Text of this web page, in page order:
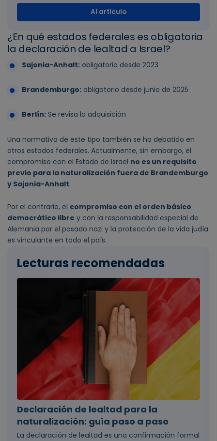
Al artículo
¿En qué estados federales es obligatoria
la declaración de lealtad a Israel?
Sajonia-Anhalt: obligatorio desde 2023
Brandemburgo: obligatorio desde junio de 2025
Berlín: Se revisa la adquisición
Una normativa de este tipo también se ha debatido en
otros estados federales. Actualmente, sin embargo, el
compromiso con el Estado de Israel no es un requisito
previo para la naturalización fuera de Brandemburgo
y Sajonia-Anhalt.
Por el contrario, el compromiso con el orden básico
democrático libre y con la responsabilidad especial de
Alemania por el pasado nazi y la protección de la vida judía
es vinculante en todo el país.
Lecturas recomendadas
Declaración de lealtad para la
naturalización: guía paso a paso
La declaración de lealtad es una confirmación formal